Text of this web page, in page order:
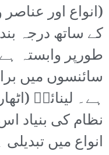
(انواع اور
کے ساتھ درجہ
طورپر وابستہ
سائنسوں میں
ہے۔ لینائسؔ
نظام کی بنیاد
انواع میں